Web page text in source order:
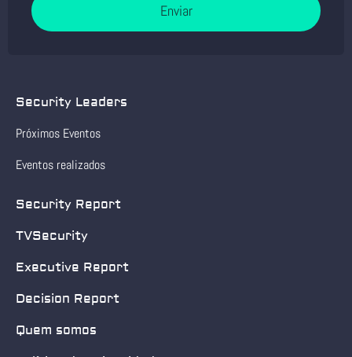
Enviar
Security Leaders
Próximos Eventos
Eventos realizados
Security Report
TVSecurity
Executive Report
Decision Report
Quem somos